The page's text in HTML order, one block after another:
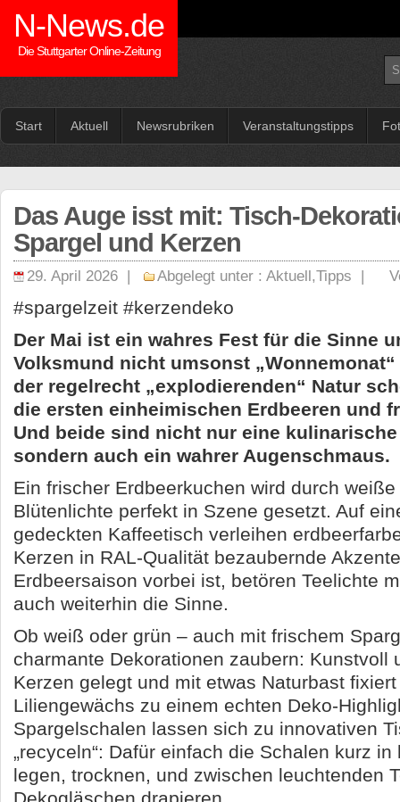
N-News.de
Die Stuttgarter Online-Zeitung
Start Aktuell Newsrubriken Veranstaltungstipps
Das Auge isst mit: Tisch-
Spargel und Kerzen
29. April 2026 | Abgelegt unter : Aktuell,Tipps |
#spargelzeit #kerzendeko
Der Mai ist ein wahres Fest für die Sinne
Volksmund nicht umsonst
der regelrecht „explodierenden“ Natur
die ersten einheimischen Erdbeeren und
Und beide sind nicht nur eine
sondern auch ein wahrer Augenschmaus.
Ein frischer Erdbeerkuchen wird durch
Blütenlichte perfekt in Szene gesetzt. Auf
gedeckten Kaffeetisch verleihen
Kerzen in RAL-Qualität bezaubernde
Erdbeersaison vorbei ist, betören Teelichte
auch weiterhin die Sinne.
Ob weiß oder grün – auch mit frischem
charmante Dekorationen zaubern: Kunstvoll
Kerzen gelegt und mit etwas Naturbast
Liliengewächs zu einem echten Deko-
Spargelschalen lassen sich zu innovativen
„recyceln“: Dafür einfach die Schalen kurz
legen, trocknen, und zwischen leuchtenden